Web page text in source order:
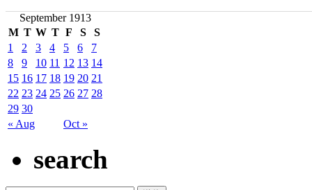
September 1913
M T W T F S S
« Aug Oct »
1 2 3 4 5 6
7
8
9 10 11 12 13 14
15 16 17 18 19 20 21
22 23 24 25 26 27 28
29 30
search